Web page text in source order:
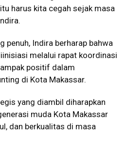
harus kita cegah sejak masa
penuh, Indira berharap bahwa
melalui rapat koordinasi
positif dalam
di Kota Makassar.
yang diambil diharapkan
muda Kota Makassar
dan berkualitas di masa